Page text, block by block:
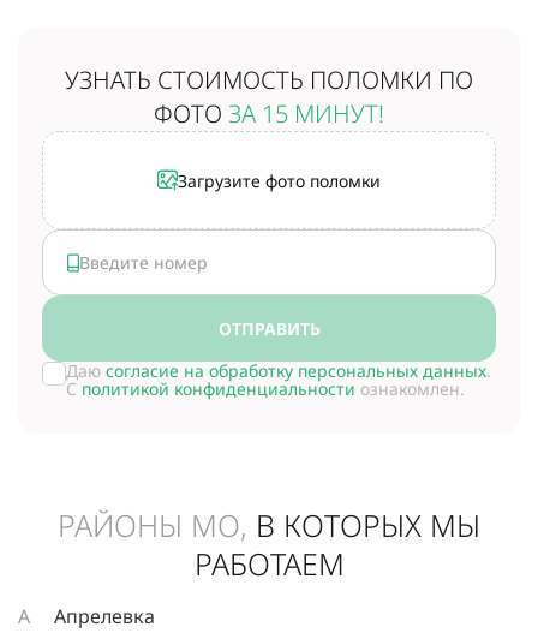
УЗНАТЬ СТОИМОСТЬ ПОЛОМКИ ПО
ФОТО ЗА 15 МИНУТ!
Загрузите фото поломки
ОТПРАВИТЬ
Даю согласие на обработку персональных данных.
С политикой конфиденциальности ознакомлен.
РАЙОНЫ МО, В КОТОРЫХ МЫ
РАБОТАЕМ
А
Апрелевка